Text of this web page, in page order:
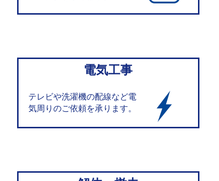
電気工事
テレビや洗濯機の配線など電
気周りのご依頼を承ります。